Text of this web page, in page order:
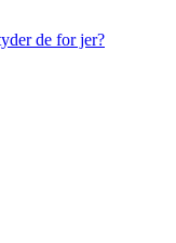
de for jer?